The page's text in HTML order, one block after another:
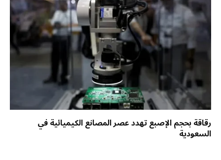
رقاقة بحجم الإصبع تهدد عصر المصانع الكيميائية في
السعودية